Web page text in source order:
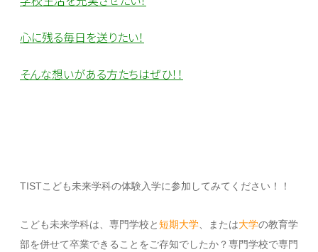
心に残る毎日を送りたい！
そんな想いがある方たちはぜひ！！
TISTこども未来学科の体験入学に参加してみてください！！
こども未来学科は、専門学校と短期大学 、または大学の教育学
部を併せて卒業できることをご存知でしたか？専門学校で専門